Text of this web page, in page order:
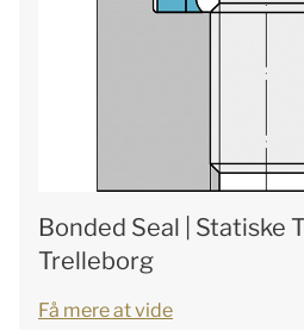
Bonded Seal | Statiske
Trelleborg
Få mere at vide